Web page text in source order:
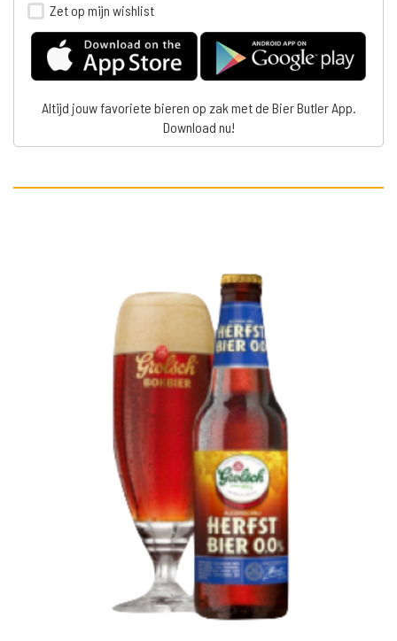
Zet op mijn wishlist
Altijd jouw favoriete bieren op zak met de Bier Butler App.
Download nu!